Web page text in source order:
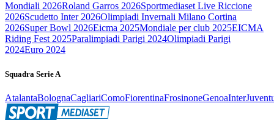
Mondiali 2026Roland Garros 2026Sportmediaset Live Riccione
2026Scudetto Inter 2026Olimpiadi Invernali Milano Cortina
2026Super Bowl 2026Eicma 2025Mondiale per club 2025EICMA
Riding Fest 2025Paralimpiadi Parigi 2024Olimpiadi Parigi
2024Euro 2024
Squadra Serie A
AtalantaBolognaCagliariComoFiorentinaFrosinoneGenoaInter